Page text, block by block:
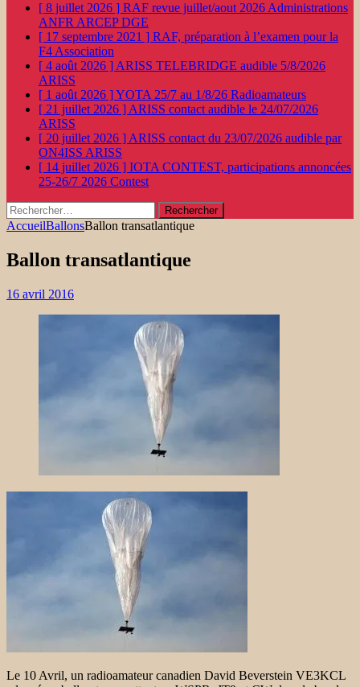
[ 8 juillet 2026 ] RAF revue juillet/aout 2026 Administrations
ANFR ARCEP DGE
[ 17 septembre 2021 ] RAF, préparation à l’examen pour la
F4 Association
[ 4 août 2026 ] ARISS TELEBRIDGE audible 5/8/2026
ARISS
[ 1 août 2026 ]YOTA 25/7 au 1/8/26 Radioamateurs
[ 21 juillet 2026 ] ARISS contact audible le 24/07/2026
ARISS
[ 20 juillet 2026 ] ARISS contact du 23/07/2026 audible par
ON4ISS ARISS
[ 14 juillet 2026 ] IOTA CONTEST, participations annoncées
25-26/7 2026 Contest
Rechercher :
AccueilBallonsBallon transatlantique
Ballon transatlantique
16 avril 2016
Le 10 Avril, un radioamateur canadien David Beverstein VE3KCL